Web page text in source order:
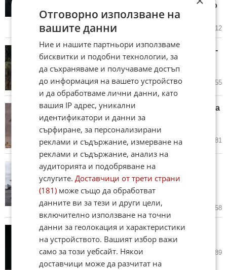
Турското външно министерство
излезе с официална реакция
10.06.2026 4 612
Израелските сили навлязоха по-
дълбоко в Ливан, масираните
въздушни удари продължават
10.06.2026 2 455
Иран преразглежда бъдещето на
дипломатическите преговори
със САЩ
10.06.2026 2 381
Тръмп: Иран имаше шанс да
подпише споразумение и да
оцелее. Сега ще плати висока
цена
10.06.2026 5 658
Израелските атаки застрашават
и Турция, заяви Ердоган
10.06.2026 2 489
Отговорно използване на
вашите данни
Ние и нашите партньори използваме
бисквитки и подобни технологии, за
да съхраняваме и получаваме достъп
до информация на вашето устройство
и да обработваме лични данни, като
вашия IP адрес, уникални
идентификатори и данни за
сърфиране, за персонализирани
реклами и съдържание, измерване на
реклами и съдържание, анализ на
аудиторията и подобряване на
услугите.Доставчици от трети страни
(181) може също да обработват
данните ви за тези и други цели,
включително използване на точни
данни за геолокация и характеристики
на устройството. Вашият избор важи
само за този уебсайт. Някои
доставчици може да разчитат на